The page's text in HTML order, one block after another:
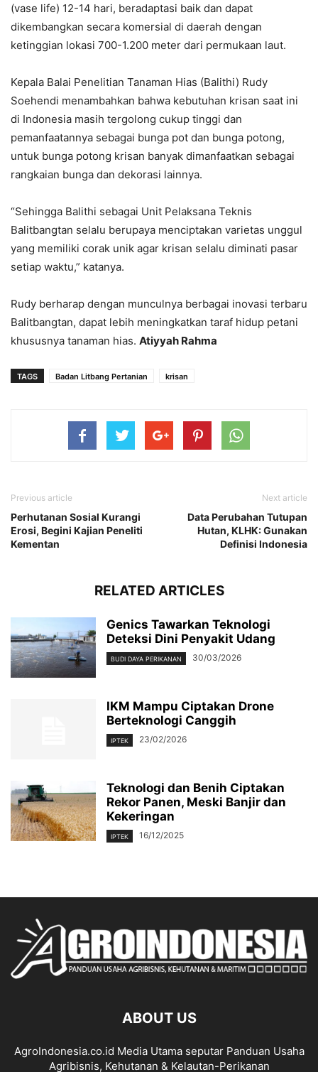
(vase life) 12-14 hari, beradaptasi baik dan dapat
dikembangkan secara komersial di daerah dengan
ketinggian lokasi 700-1.200 meter dari permukaan laut.
Kepala Balai Penelitian Tanaman Hias (Balithi) Rudy
Soehendi menambahkan bahwa kebutuhan krisan saat ini
di Indonesia masih tergolong cukup tinggi dan
pemanfaatannya sebagai bunga pot dan bunga potong,
untuk bunga potong krisan banyak dimanfaatkan sebagai
rangkaian bunga dan dekorasi lainnya.
“Sehingga Balithi sebagai Unit Pelaksana Teknis
Balitbangtan selalu berupaya menciptakan varietas unggul
yang memiliki corak unik agar krisan selalu diminati pasar
setiap waktu,” katanya.
Rudy berharap dengan munculnya berbagai inovasi terbaru
Balitbangtan, dapat lebih meningkatkan taraf hidup petani
khususnya tanaman hias. Atiyyah Rahma
TAGS Badan Litbang Pertanian krisan
Previous article
Perhutanan Sosial Kurangi
Erosi, Begini Kajian Peneliti
Kementan
Next article
Data Perubahan Tutupan
Hutan, KLHK: Gunakan
Definisi Indonesia
RELATED ARTICLES
Genics Tawarkan Teknologi
Deteksi Dini Penyakit Udang
BUDI DAYA PERIKANAN 30/03/2026
IKM Mampu Ciptakan Drone
Berteknologi Canggih
IPTEK 23/02/2026
Teknologi dan Benih Ciptakan
Rekor Panen, Meski Banjir dan
Kekeringan
IPTEK 16/12/2025
ABOUT US
AgroIndonesia.co.id Media Utama seputar Panduan Usaha
Agribisnis, Kehutanan & Kelautan-Perikanan